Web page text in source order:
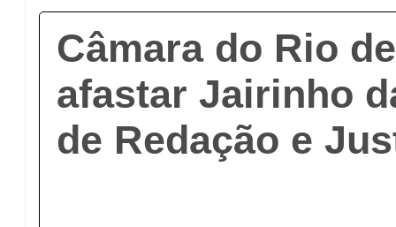
Câmara do Rio
afastar Jairinho
de Redação e